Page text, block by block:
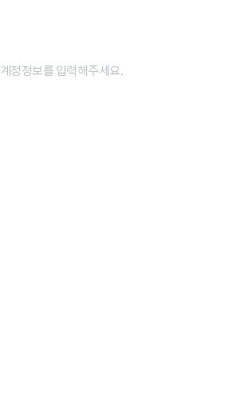
계정정보를 입력해주세요.